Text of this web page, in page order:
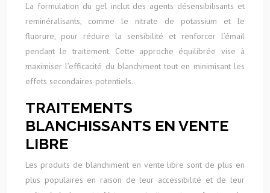
La formulation du gel inclut des agents désensibilisants et
reminéralisants, comme le nitrate de potassium et le
fluorure, pour réduire la sensibilité et renforcer l’émail
pendant le traitement. Cette approche équilibrée vise à
maximiser l’efficacité du blanchiment tout en minimisant les
effets secondaires potentiels.
TRAITEMENTS
BLANCHISSANTS EN VENTE
LIBRE
Les produits de blanchiment en vente libre sont de plus en
plus populaires en raison de leur accessibilité et de leur